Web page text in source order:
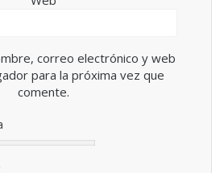
correo electrónico y web
para la próxima vez que
comente.